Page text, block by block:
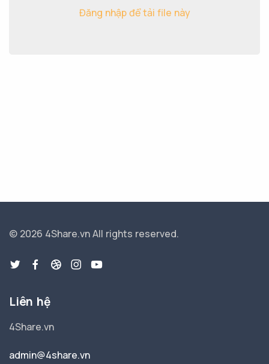
Đăng nhập để tải file này
© 2026 4Share.vnAll rights reserved.
Liên hệ
4Share.vn
admin@4share.vn